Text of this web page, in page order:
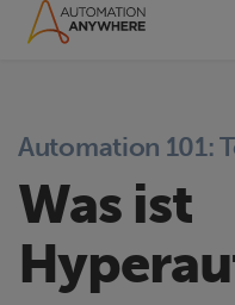
Automation 101:
Was ist